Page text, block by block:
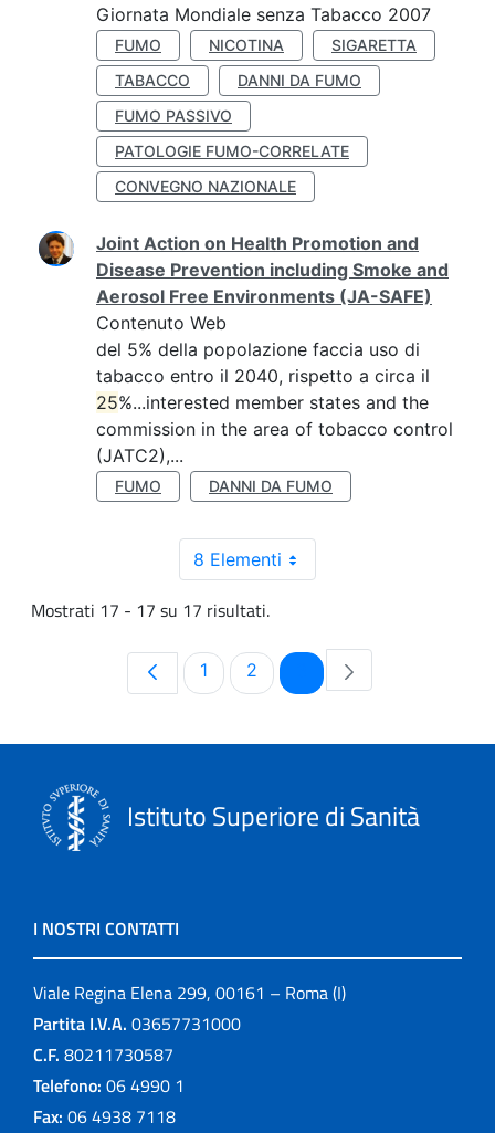
Giornata Mondiale senza Tabacco 2007
FUMO NICOTINA
SIGARETTA
TABACCO
DANNI DA FUMO
FUMO PASSIVO
PATOLOGIE FUMO-CORRELATE
CONVEGNO NAZIONALE
Joint Action on Health Promotion and
Disease Prevention including Smoke and
Aerosol Free Environments (JA-SAFE)
Contenuto Web
del 5% della popolazione faccia uso di
tabacco entro il 2040, rispetto a circa il
25%...interested member states and the
commission in the area of tobacco control
(JATC2),...
FUMO DANNI DA FUMO
8 Elementi
Mostrati 17 - 17 su 17 risultati.
Pagina
1 Pagina
2 Pagina
Istituto Superiore di Sanità
I NOSTRI CONTATTI
Viale Regina Elena 299, 00161 – Roma (I)
Partita I.V.A. 03657731000
C.F. 80211730587
Telefono: 06 4990 1
Fax: 06 4938 7118